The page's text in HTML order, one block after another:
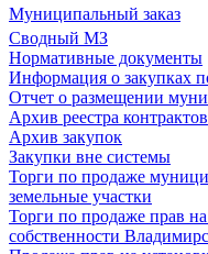
Муниципальный заказ
Сводный МЗ
Нормативные документы
Информация о закупках
Отчет о размещении
Архив реестра контрактов
Архив закупок
Закупки вне системы
Торги по продаже
земельные участки
Торги по продаже прав
собственности